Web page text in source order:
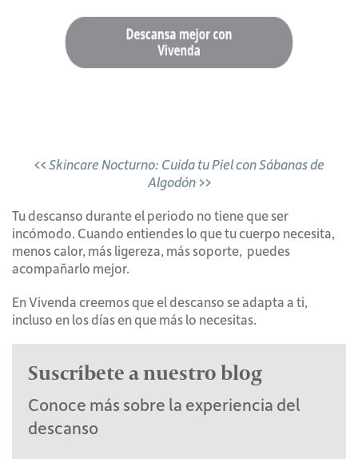
<< Skincare Nocturno: Cuida tu Piel con Sábanas de
Algodón >>
Tu descanso durante el periodo no tiene que ser
incómodo. Cuando entiendes lo que tu cuerpo necesita,
menos calor, más ligereza, más soporte, puedes
acompañarlo mejor.
En Vivenda creemos que el descanso se adapta a ti,
incluso en los días en que más lo necesitas.
Suscríbete a nuestro blog
Conoce más sobre la experiencia del
descanso